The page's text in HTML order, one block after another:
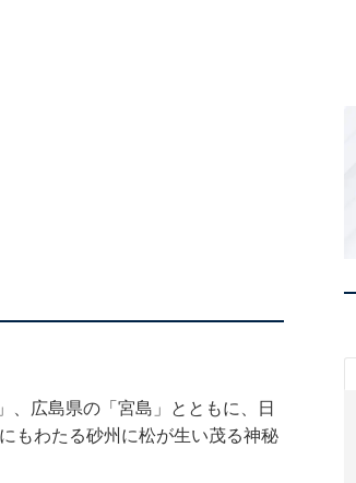
、広島県の「宮島」とともに、日
もわたる砂州に松が生い茂る神秘